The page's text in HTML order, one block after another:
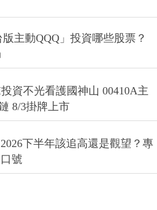
主動QQQ」投資哪些股票？
資不光看護國神山 00410A主
8/3掛牌上市
下半年該追高還是觀望？專
號